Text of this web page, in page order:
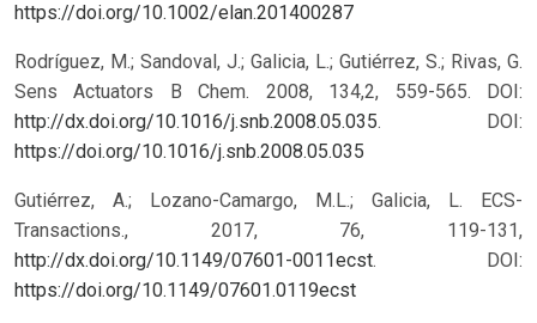
https://doi.org/10.1002/elan.201400287
Rodríguez, M.; Sandoval, J.; Galicia, L.; Gutiérrez, S.; Rivas, G.
Sens Actuators B Chem. 2008, 134,2, 559-565. DOI:
http://dx.doi.org/10.1016/j.snb.2008.05.035.
DOI:
https://doi.org/10.1016/j.snb.2008.05.035
Gutiérrez, A.; Lozano-Camargo, M.L.; Galicia, L. ECS-
Transactions., 2017, 76, 119-131,
http://dx.doi.org/10.1149/07601-0011ecst.
DOI:
https://doi.org/10.1149/07601.0119ecst